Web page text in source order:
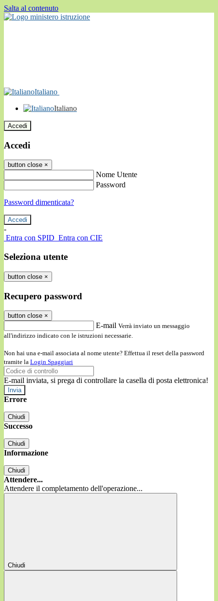
Salta al contenuto
Italiano
Italiano
Accedi
Accedi
button close ×
Nome Utente
Password
Password dimenticata?
-
Entra con SPID Entra con CIE
Seleziona utente
button close ×
Recupero password
button close ×
E-mail Verrà inviato un messaggio
all'indirizzo indicato con le istruzioni necessarie.
Non hai una e-mail associata al nome utente? Effettua il reset della password
tramite la Login Spaggiari
E-mail inviata, si prega di controllare la casella di posta elettronica!
Errore
Chiudi
Successo
Chiudi
Informazione
Chiudi
Attendere...
Attendere il completamento dell'operazione...
Chiudi